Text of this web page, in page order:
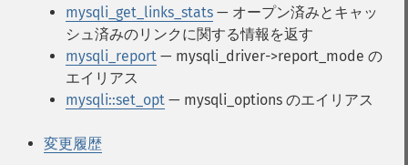
mysqli_get_links_stats — オープン済みとキャッ
シュ済みのリンクに関する情報を返す
mysqli_report — mysqli_driver->report_mode の
エイリアス
mysqli::set_opt — mysqli_options のエイリアス
変更履歴